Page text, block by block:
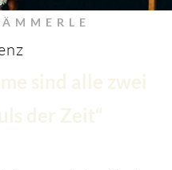
sind alle zwei
der Zeit“